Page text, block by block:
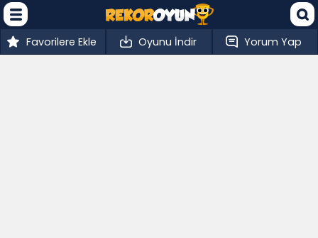
Favorilere Ekle Oyunu İndir Yorum Yap